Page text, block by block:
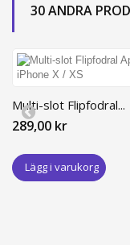
30 ANDRA
Multi-slot Flipfodral...
289,00 kr
Lägg i varukorg